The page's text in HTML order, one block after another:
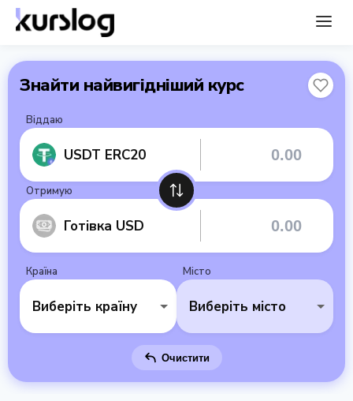
Знайти найвигідніший курс
Віддаю
USDT ERC20
Отримую
Готівка USD
Країна
Виберіть країну
Місто
Виберіть місто
Очистити